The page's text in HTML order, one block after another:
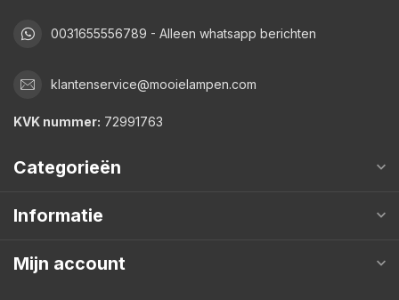
0031655556789 - Alleen whatsapp berichten
klantenservice@mooielampen.com
KVK nummer: 72991763
Categorieën
Informatie
Mijn account